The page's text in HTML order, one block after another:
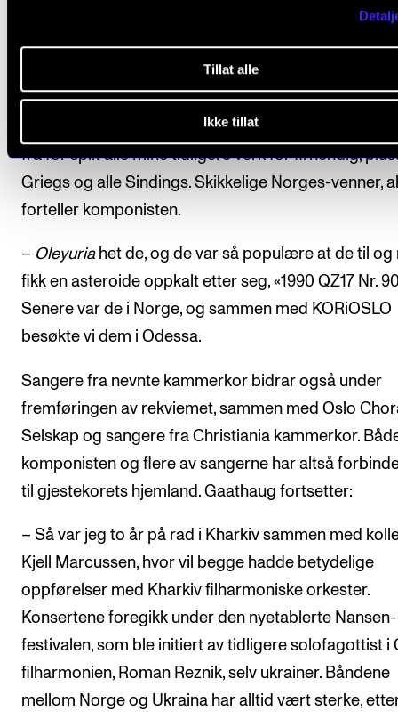
Tillat alle
Ikke tillat
– Det er veldig hyggelig. Jeg har et svært godt
Ukraina, og har vært der flere ganger. Det begynte
en klaverduo fra Odessa tok kontakt for å bestille en
konsert for firhendig klaver og strykere av meg. De
fra før spilt alle mine tidligere verk for firhendig,
Griegs og alle Sindings. Skikkelige Norges-venner,
forteller komponisten.
– Oleyuriahet de, og de var så populære at de til og
fikk en asteroide oppkalt etter seg, «1990 QZ17 Nr.
Senere var de i Norge, og sammen med KORiOSLO
besøkte vi dem i Odessa.
Sangere fra nevnte kammerkor bidrar også under
fremføringen av rekviemet, sammen med Oslo
Selskap og sangere fra Christiania kammerkor.
komponisten og flere av sangerne har altså
til gjestekorets hjemland. Gaathaug fortsetter:
– Så var jeg to år på rad i Kharkiv sammen med
Kjell Marcussen, hvor vil begge hadde betydelige
oppførelser med Kharkiv filharmoniske orkester.
Konsertene foregikk under den nyetablerte Nansen-
festivalen, som ble initiert av tidligere solofagottist i
filharmonien, Roman Reznik, selv ukrainer. Båndene
mellom Norge og Ukraina har alltid vært sterke,